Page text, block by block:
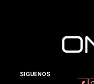
SIGUENOS